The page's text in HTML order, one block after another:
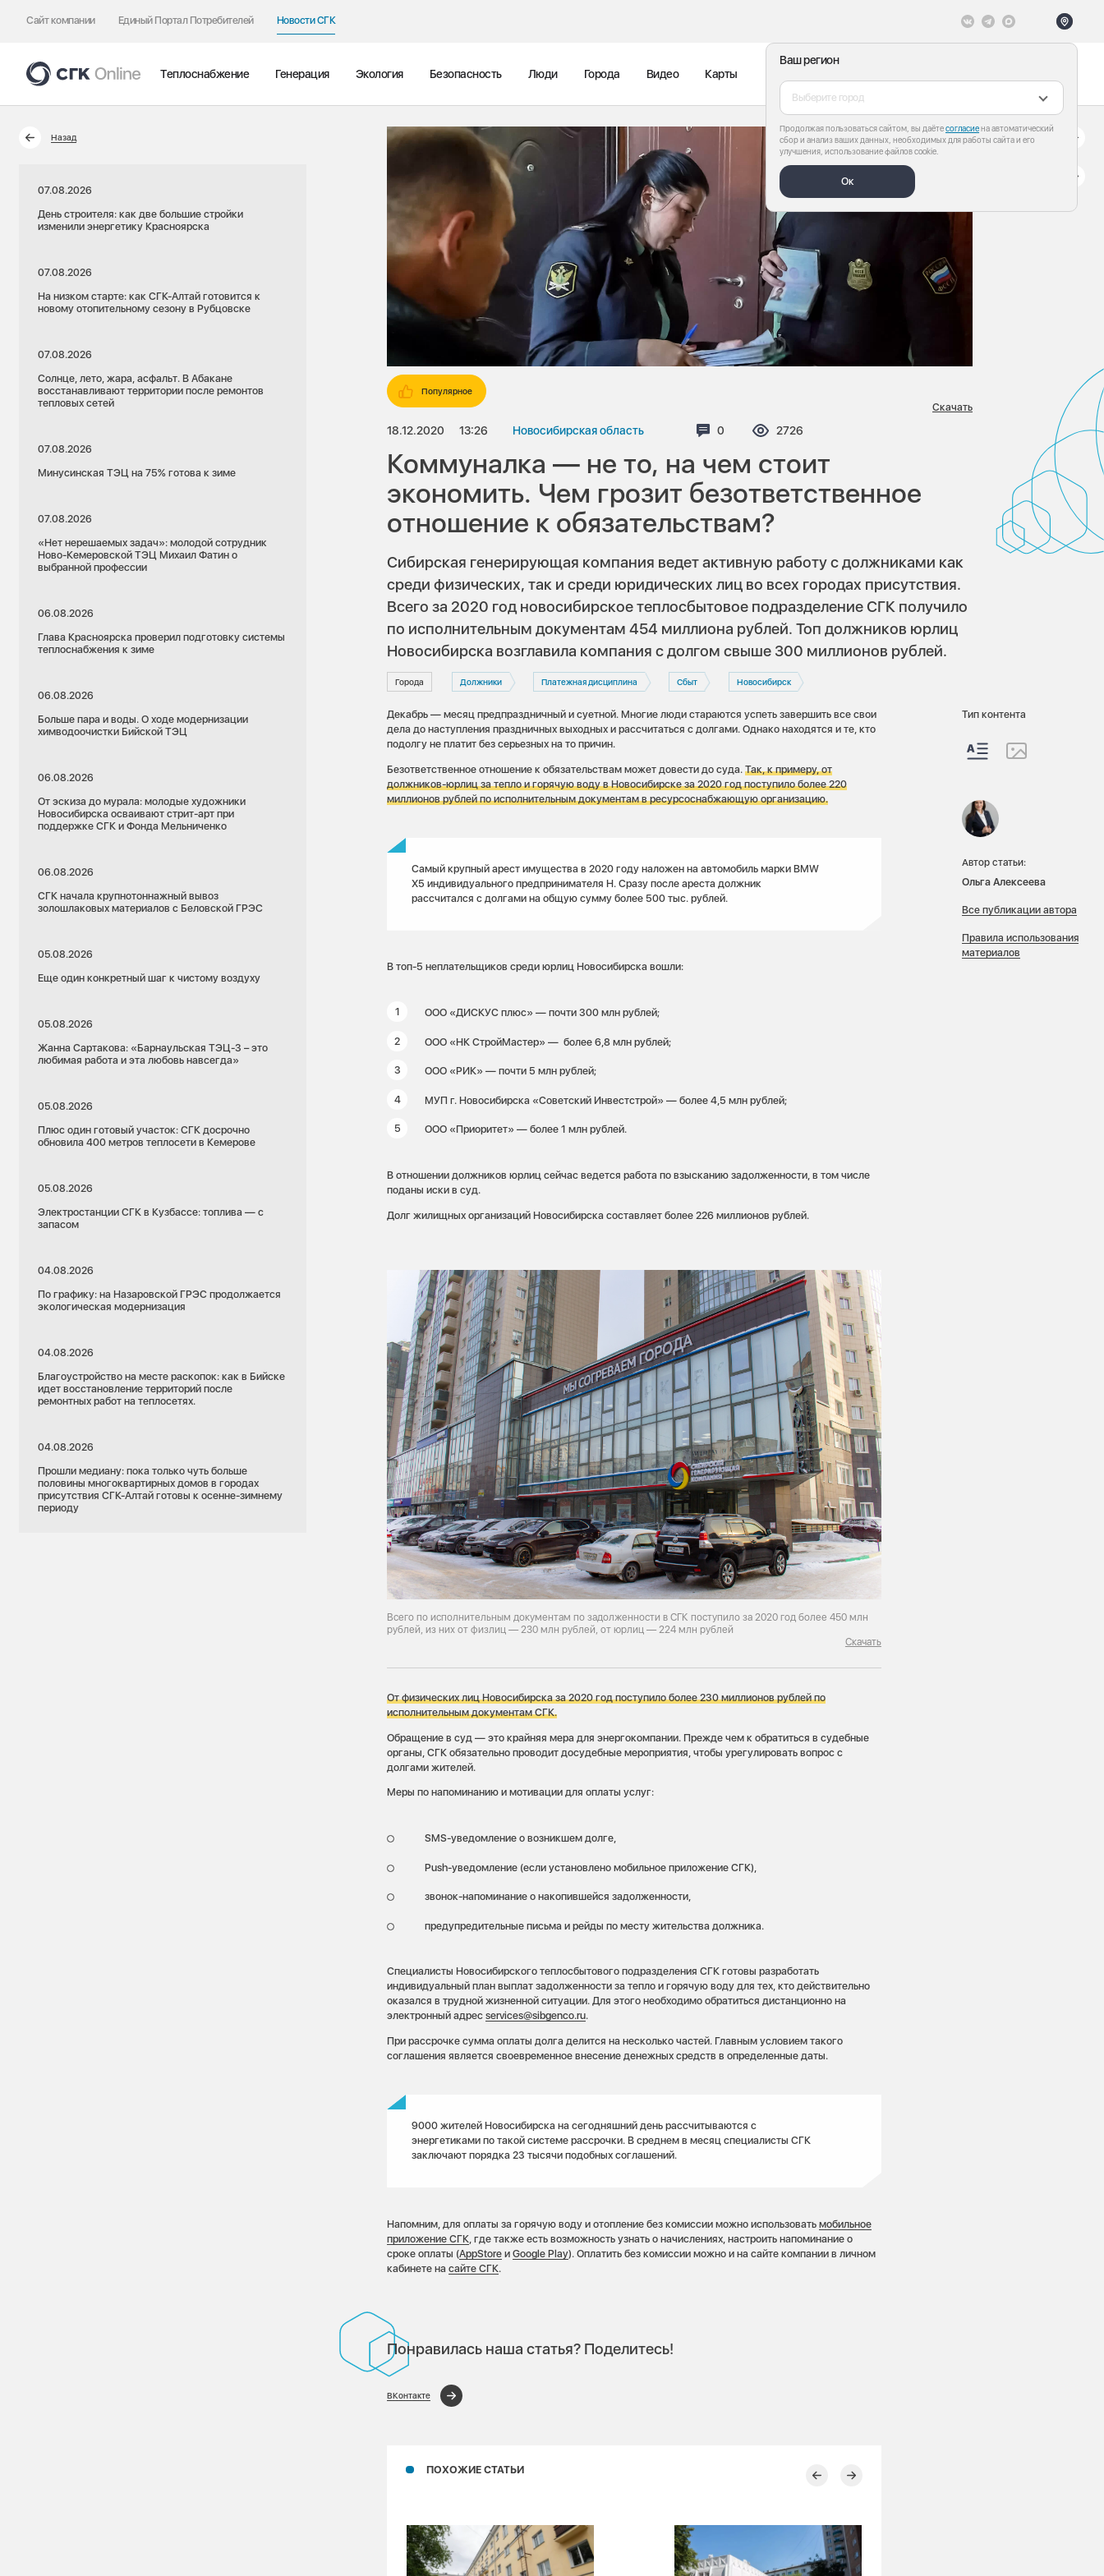
Сайт компании Единый Портал Потребителей Новости СГК
Ваш регион
Выберите город
Продолжая пользоваться сайтом, вы даётесогласиена автоматический
сбор и анализ ваших данных, необходимых для работы сайта и его
улучшения, использование файлов cookie.
Ок
Теплоснабжение Генерация Экология Безопасность Люди Города Видео Карты
Назад
07.08.2026
День строителя: как две большие стройки
изменили энергетику Красноярска
07.08.2026
На низком старте: как СГК-Алтай готовится к
новому отопительному сезону в Рубцовске
07.08.2026
Солнце, лето, жара, асфальт. В Абакане
восстанавливают территории после ремонтов
тепловых сетей
07.08.2026
Минусинская ТЭЦ на 75% готова к зиме
07.08.2026
«Нет нерешаемых задач»: молодой сотрудник
Ново-Кемеровской ТЭЦ Михаил Фатин о
выбранной профессии
06.08.2026
Глава Красноярска проверил подготовку системы
теплоснабжения к зиме
06.08.2026
Больше пара и воды. О ходе модернизации
химводоочистки Бийской ТЭЦ
06.08.2026
От эскиза до мурала: молодые художники
Новосибирска осваивают стрит-арт при
поддержке СГК и Фонда Мельниченко
06.08.2026
СГК начала крупнотоннажный вывоз
золошлаковых материалов с Беловской ГРЭС
05.08.2026
Еще один конкретный шаг к чистому воздуху
05.08.2026
Жанна Сартакова: «Барнаульская ТЭЦ-3 – это
любимая работа и эта любовь навсегда»
05.08.2026
Плюс один готовый участок: СГК досрочно
обновила 400 метров теплосети в Кемерове
05.08.2026
Электростанции СГК в Кузбассе: топлива — с
запасом
04.08.2026
По графику: на Назаровской ГРЭС продолжается
экологическая модернизация
04.08.2026
Благоустройство на месте раскопок: как в Бийске
идет восстановление территорий после
ремонтных работ на теплосетях.
04.08.2026
Прошли медиану: пока только чуть больше
половины многоквартирных домов в городах
присутствия СГК-Алтай готовы к осенне-зимнему
периоду
Популярное
18.12.2020 13:26 Новосибирская область Комментариев:
0 Просмотров:
2726
Скачать
Коммуналка — не то, на чем стоит
экономить. Чем грозит безответственное
отношение к обязательствам?
Сибирская генерирующая компания ведет активную работу с должниками как
среди физических, так и среди юридических лиц во всех городах присутствия.
Всего за 2020 год новосибирское теплосбытовое подразделение СГК получило
по исполнительным документам 454 миллиона рублей. Топ должников юрлиц
Новосибирска возглавила компания с долгом свыше 300 миллионов рублей.
Города Должники Платежная дисциплина Сбыт Новосибирск
Декабрь — месяц предпраздничный и суетной. Многие люди стараются успеть завершить все свои
дела до наступления праздничных выходных и рассчитаться с долгами. Однако находятся и те, кто
подолгу не платит без серьезных на то причин.
Безответственное отношение к обязательствам может довести до суда.Так, к примеру, от
должников-юрлиц за тепло и горячую воду в Новосибирске за 2020 год поступило более 220
миллионов рублей по исполнительным документам в ресурсоснабжающую организацию.
Самый крупный арест имущества в 2020 году наложен на автомобиль марки BМW
Х5 индивидуального предпринимателя Н. Сразу после ареста должник
рассчитался с долгами на общую сумму более 500 тыс. рублей.
В топ-5 неплательщиков среди юрлиц Новосибирска вошли:
ООО «ДИСКУС плюс» — почти 300 млн рублей;
ООО «НК СтройМастер» — более 6,8 млн рублей;
ООО «РИК» — почти 5 млн рублей;
МУП г. Новосибирска «Советский Инвестстрой» — более 4,5 млн рублей;
ООО «Приоритет» — более 1 млн рублей.
В отношении должников юрлиц сейчас ведется работа по взысканию задолженности, в том числе
поданы иски в суд.
Долг жилищных организаций Новосибирска составляет более 226 миллионов рублей.
Всего по исполнительным документам по задолженности в СГК поступило за 2020 год более 450 млн
рублей, из них от физлиц — 230 млн рублей, от юрлиц — 224 млн рублей
Скачать
От физических лиц Новосибирска за 2020 год поступило более 230 миллионов рублей по
исполнительным документам СГК.
Обращение в суд — это крайняя мера для энергокомпании. Прежде чем к обратиться в судебные
органы, СГК обязательно проводит досудебные мероприятия, чтобы урегулировать вопрос с
долгами жителей.
Меры по напоминанию и мотивации для оплаты услуг:
SMS-уведомление о возникшем долге,
Push-уведомление (если установлено мобильное приложение СГК),
звонок-напоминание о накопившейся задолженности,
предупредительные письма и рейды по месту жительства должника.
Специалисты Новосибирского теплосбытового подразделения СГК готовы разработать
индивидуальный план выплат задолженности за тепло и горячую воду для тех, кто действительно
оказался в трудной жизненной ситуации. Для этого необходимо обратиться дистанционно на
электронный адресservices@sibgenco.ru.
При рассрочке сумма оплаты долга делится на несколько частей. Главным условием такого
соглашения является своевременное внесение денежных средств в определенные даты.
9000 жителей Новосибирска на сегодняшний день рассчитываются с
энергетиками по такой системе рассрочки. В среднем в месяц специалисты СГК
заключают порядка 23 тысячи подобных соглашений.
Напомним, для оплаты за горячую воду и отопление без комиссии можно использоватьмобильное
приложение СГК , где также есть возможность узнать о начислениях, настроить напоминание о
сроке оплаты (AppStore иGoogle Play). Оплатить без комиссии можно и на сайте компании в личном
кабинете насайте СГК.
Понравилась наша статья? Поделитесь!
ВКонтакте
ПОХОЖИЕ СТАТЬИ
Тип контента
Автор статьи:
Ольга Алексеева
Все публикации автора
Правила использования
материалов